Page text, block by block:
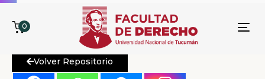
0
Volver Repositorio